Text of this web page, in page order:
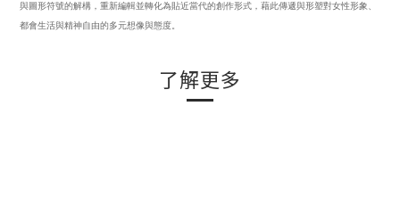
與圖形符號的解構，重新編輯並轉化為貼近當代的創作形式，藉此傳遞與形塑對女性形象、
都會生活與精神自由的多元想像與態度。
了解更多